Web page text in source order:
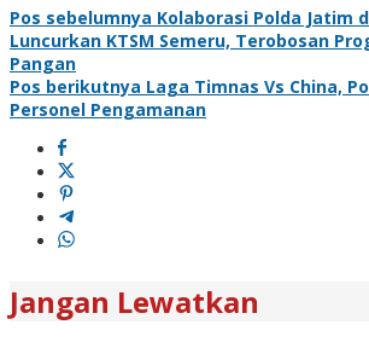
Pos sebelumnya Kolaborasi Polda Jatim
Luncurkan KTSM Semeru, Terobosan
Pangan
Pos berikutnya Laga Timnas Vs China,
Personel Pengamanan
Jangan Lewatkan